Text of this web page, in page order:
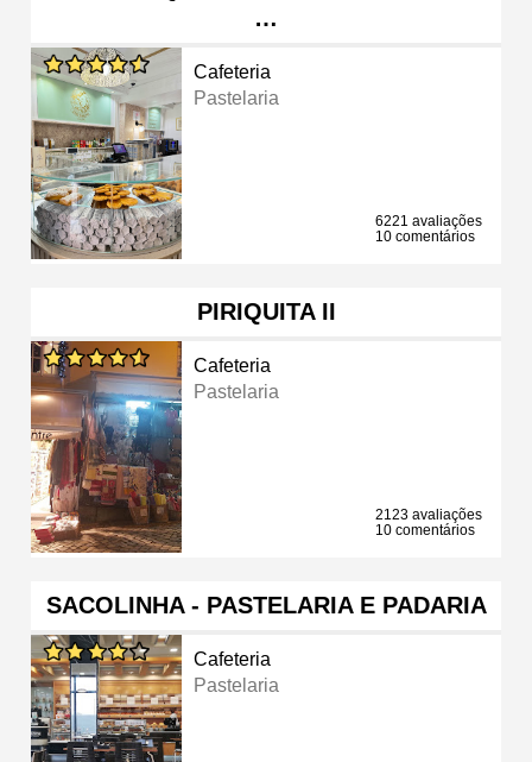
…
Cafeteria
Pastelaria
6221 avaliações
10 comentários
PIRIQUITA II
Cafeteria
Pastelaria
2123 avaliações
10 comentários
SACOLINHA - PASTELARIA E PADARIA
Cafeteria
Pastelaria